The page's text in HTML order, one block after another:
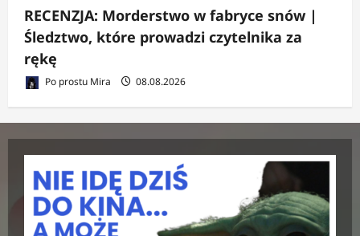
RECENZJA: Morderstwo w fabryce snów |
Śledztwo, które prowadzi czytelnika za
rękę
Po prostu Mira 08.08.2026